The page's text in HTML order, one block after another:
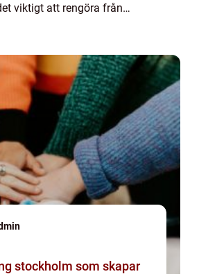
viktigt att rengöra från
stockholm som skapar